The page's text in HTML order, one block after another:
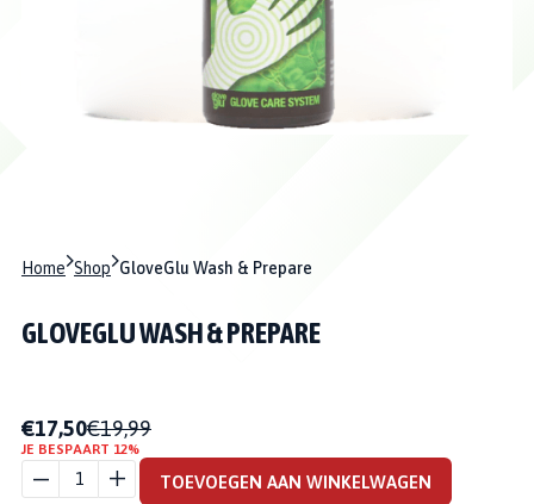
Home Shop GloveGlu Wash & Prepare
GLOVEGLU WASH & PREPARE
€17,50€19,99
JE BESPAART 12%
GLOVEGLU
WASH &
PREPARE
TOEVOEGEN AAN WINKELWAGEN